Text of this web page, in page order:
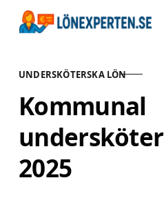
Hoppa till innehåll
KATEGORI
UNDERSKÖTERSKA LÖN
Kommunal
2025